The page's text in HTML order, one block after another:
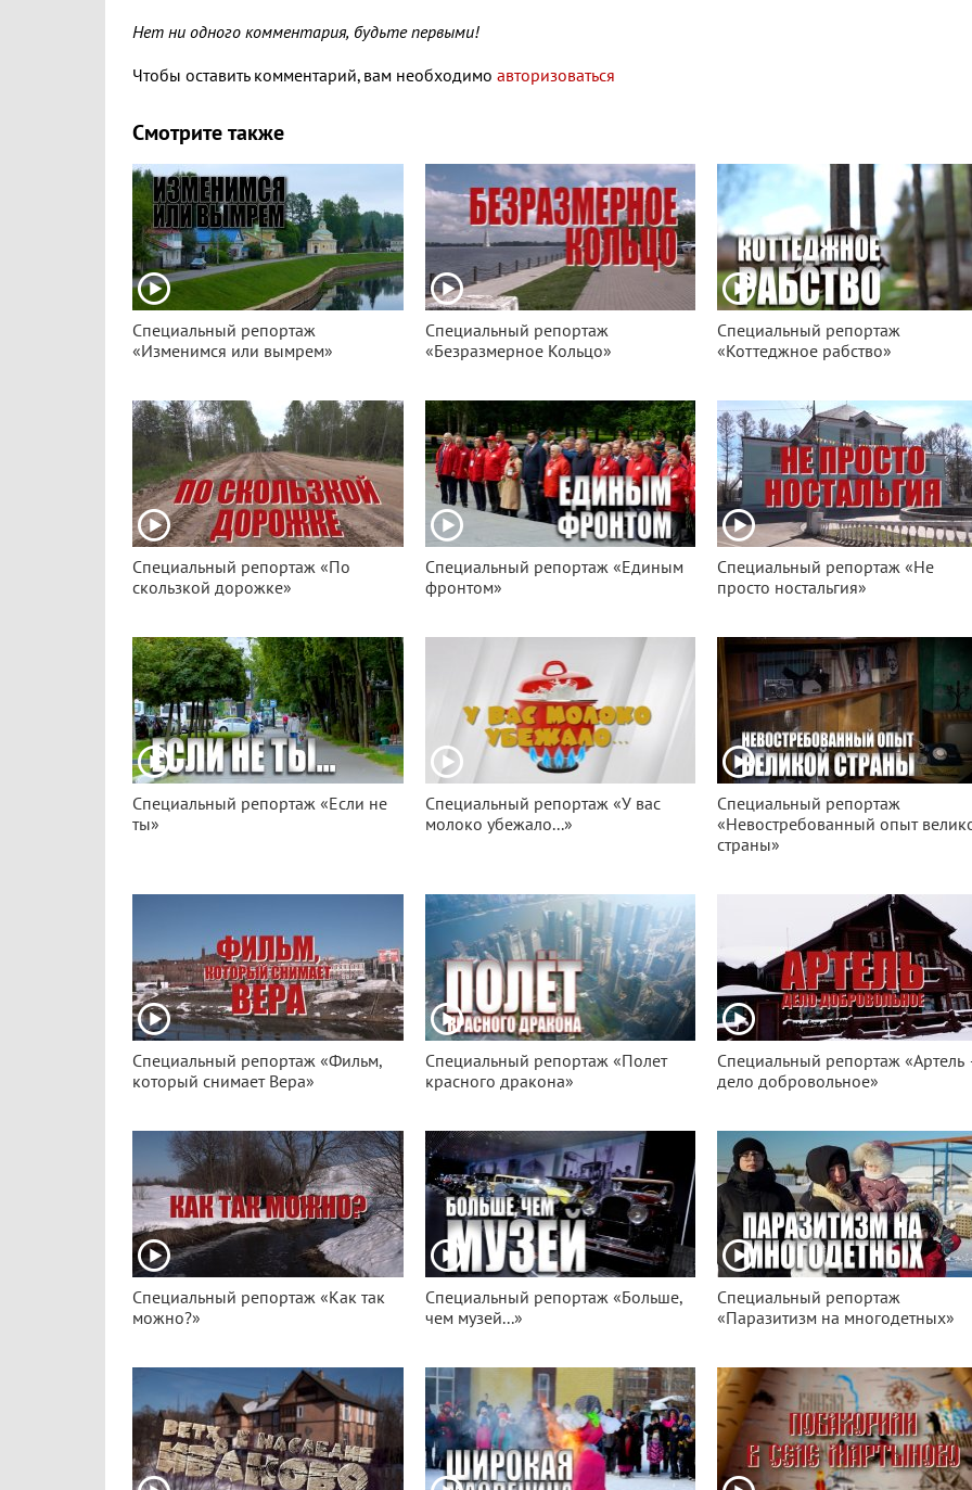
Нет ни одного комментария, будьте первыми!
Чтобы оставить комментарий, вам необходимо авторизоваться
Смотрите также
Специальный репортаж
«Изменимся или вымрем»
Специальный репортаж
«Безразмерное Кольцо»
Специальный репортаж
«Коттеджное рабство»
Специальный репортаж «По
скользкой дорожке»
Специальный репортаж «Единым
фронтом»
Специальный репортаж «Не
просто ностальгия»
Специальный репортаж «Если не
ты»
Специальный репортаж «У вас
молоко убежало...»
Специальный репортаж
«Невостребованный опыт
страны»
Специальный репортаж «Фильм,
который снимает Вера»
Специальный репортаж «Полет
красного дракона»
Специальный репортаж «Артель
дело добровольное»
Специальный репортаж «Как так
можно?»
Специальный репортаж «Больше,
чем музей...»
Специальный репортаж
«Паразитизм на многодетных»